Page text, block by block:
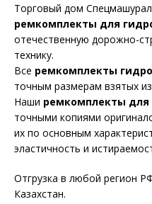
Торговый дом Спецмашурал
ремкомплекты для
отечественную дорожно-
технику.
Все ремкомплекты
точным размерам взятых
Наши ремкомплекты для
точными копиями
их по основным
эластичность и
Отгрузка в любой регион
Казахстан.